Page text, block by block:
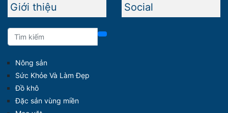
Giới thiệu
Nông sản
Sức Khỏe Và Làm Đẹp
Đồ khô
Đặc sản vùng miền
Social